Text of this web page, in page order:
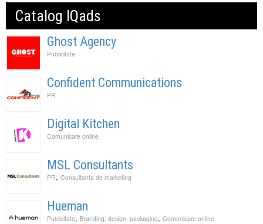
Catalog IQads
Ghost Agency
Publicitate
Confident Communications
PR
Digital Kitchen
Comunicare online
MSL Consultants
PR, Consultanta de marketing
Hueman
Publicitate, Branding, design, packaging, Comunicare online